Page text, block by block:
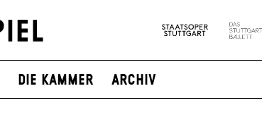
Die Kammer Archiv